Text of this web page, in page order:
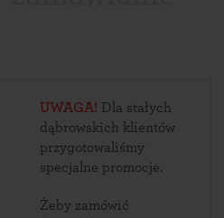
UWAGA! Dla stałych
dąbrowskich klientów
przygotowaliśmy
specjalne promocje.
Żeby zamówić